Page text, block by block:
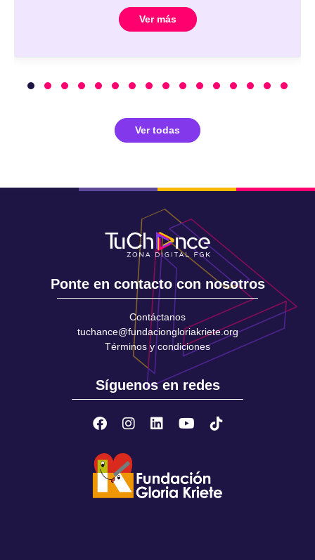
Ver más
Ver todas
Ponte en contacto con nosotros
Contáctanos
tuchance@fundaciongloriakriete.org
Términos y condiciones
Síguenos en redes